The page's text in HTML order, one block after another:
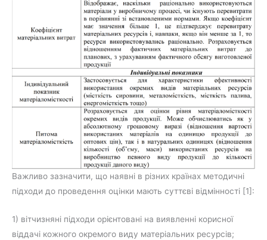
Важливо зазначити, що наявні в різних країнах методичні
підходи до проведення оцінки мають суттєві відмінності [1]:
1) вітчизняні підходи орієнтовані на виявленні корисної
віддачі кожного окремого виду матеріальних ресурсів;